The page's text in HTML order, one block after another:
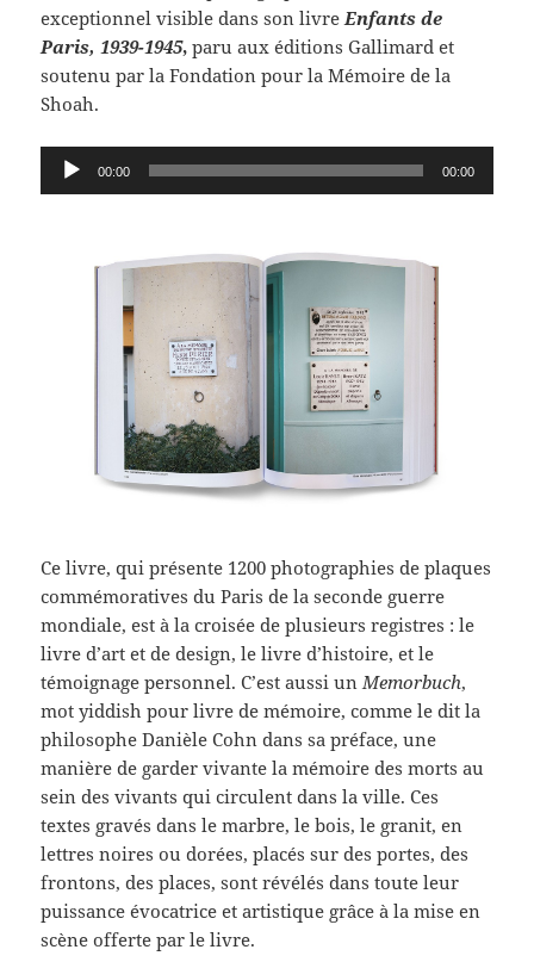
exceptionnel visible dans son livreEnfants de
Paris, 1939-1945,paru aux éditions Gallimard et
soutenu par la Fondation pour la Mémoire de la
Shoah.
Lecteur
audio
00:00 00:00
Ce livre, qui présente 1200 photographies de plaques
commémoratives du Paris de la seconde guerre
mondiale, est à la croisée de plusieurs registres : le
livre d’art et de design, le livre d’histoire, et le
témoignage personnel. C’est aussi un Memorbuch,
mot yiddish pour livre de mémoire, comme le dit la
philosophe Danièle Cohn dans sa préface, une
manière de garder vivante la mémoire des morts au
sein des vivants qui circulent dans la ville. Ces
textes gravés dans le marbre, le bois, le granit, en
lettres noires ou dorées, placés sur des portes, des
frontons, des places, sont révélés dans toute leur
puissance évocatrice et artistique grâce à la mise en
scène offerte par le livre.